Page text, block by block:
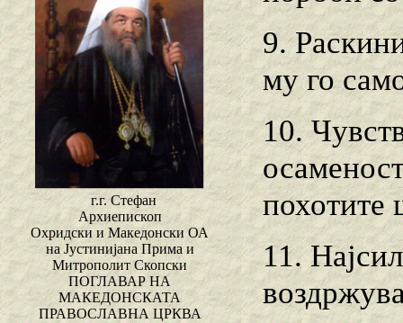
г.г. Стефан
Архиепископ
Охридски и Македонски ОА
на Јустинијана Прима и
Митрополит Скопски
ПОГЛАВАР НА
МАКЕДОНСКАТА
ПРАВОСЛАВНА ЦРКВА
9.
му го
10.
похотите
11.